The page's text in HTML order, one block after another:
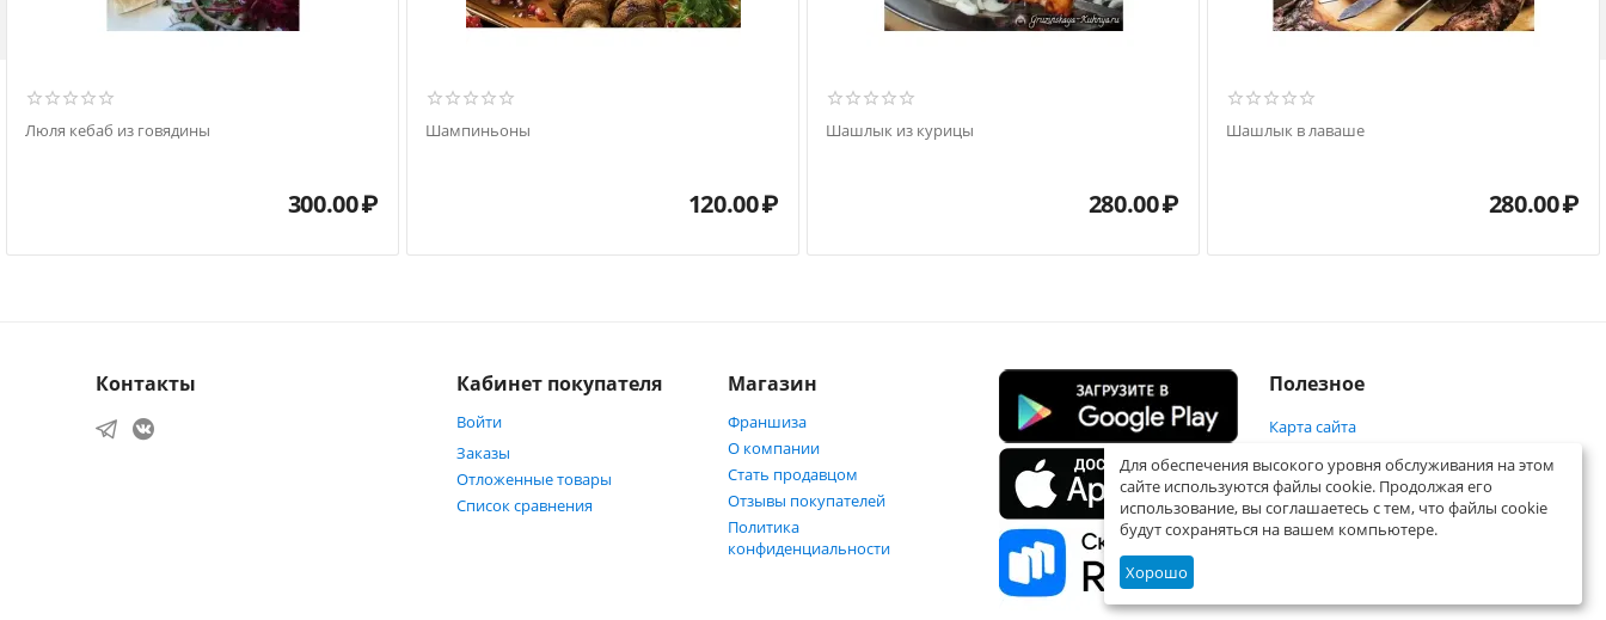
Люля кебаб из говядины
300.00₽
Шампиньоны
120.00₽
Шашлык из курицы
280.00₽
Шашлык в лаваше
280.00₽
Контакты Кабинет покупателя
Войти
Заказы
Отложенные товары
Список сравнения
Магазин
Франшиза
О компании
Стать продавцом
Отзывы покупателей
Политика
конфиденциальности
Полезное
Карта сайта
Для обеспечения высокого уровня обслуживания на этом
сайте используются файлы cookie. Продолжая его
использование, вы соглашаетесь с тем, что файлы cookie
будут сохраняться на вашем компьютере.
Хорошо